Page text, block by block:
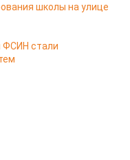
школы на улице
ФСИН стали